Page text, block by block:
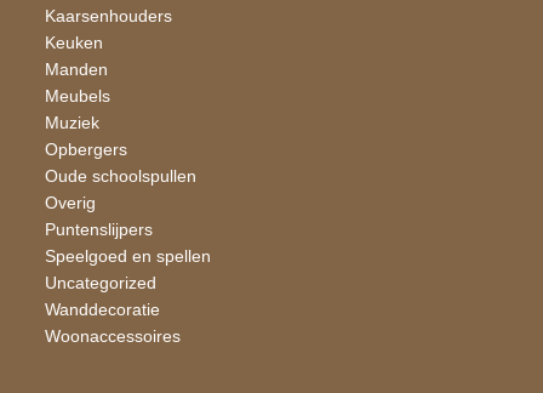
Kaarsen​houders
Keuken
Manden
Meubels
Muziek
Opbergers
Oude schoolspullen
Overig
Puntenslijpers
Speelgoed en spellen
Uncategorized
Wand​decoratie
Woon​accessoires